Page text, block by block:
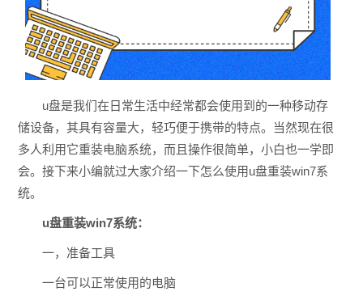
u盘是我们在日常生活中经常都会使用到的一种移动存
储设备，其具有容量大，轻巧便于携带的特点。当然现在很
多人利用它重装电脑系统，而且操作很简单，小白也一学即
会。接下来小编就过大家介绍一下怎么使用u盘重装win7系
统。
u盘重装win7系统：
一，准备工具
一台可以正常使用的电脑